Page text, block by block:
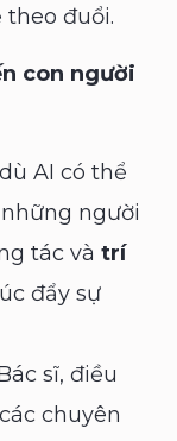
đuổi.
con người
AI có thể
người
tác và trí
đẩy sự
sĩ, điều
chuyên